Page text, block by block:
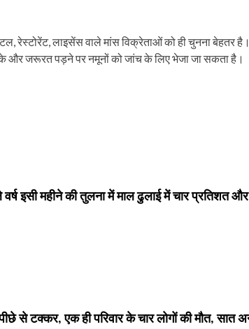
रेस्टोरेंट, लाइसेंस वाले मांस विक्रेताओं को ही चुनना बेहतर
और जरूरत पड़ने पर नमूनों को जांच के लिए भेजा जा सकता है।
इसी महीने की तुलना में माल ढुलाई में चार प्रतिशत और
से टक्कर, एक ही परिवार के चार लोगों की मौत, सात